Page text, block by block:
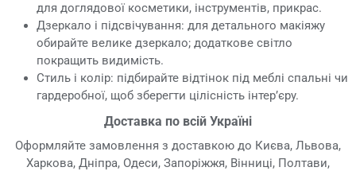
для доглядової косметики, інструментів, прикрас.
Дзеркало і підсвічування: для детального макіяжу
обирайте велике дзеркало; додаткове світло
покращить видимість.
Стиль і колір: підбирайте відтінок під меблі спальні чи
гардеробної, щоб зберегти цілісність інтер’єру.
Доставка по всій Україні
Оформляйте замовлення з доставкою до Києва, Львова,
Харкова, Дніпра, Одеси, Запоріжжя, Вінниці, Полтави,